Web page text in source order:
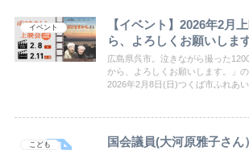
イベント
【イベント】2026年2月
ら、よろしくお願いしま
広島県呉市。泣きながら撮った
から、よろしくお願いします。」
2026年2月8日(日)つくば市ふれあ
こども
国会議員(大河原雅子さ